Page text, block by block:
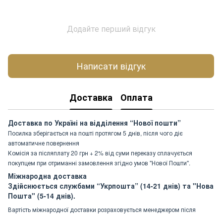
Додайте перший відгук
Написати відгук
Доставка Оплата
Доставка по Україні на відділення “Нової пошти”
Посилка зберігається на пошті протягом 5 днів, після чого діє
автоматичне повернення
Комісія за післяплату 20 грн + 2% від суми переказу сплачується
покупцем при отриманні замовлення згідно умов "Нової Пошти".
Міжнародна доставка
Здійснюється службами “Укрпошта” (14-21 днів) та "Нова
Пошта" (5-14 днів).
Вартість міжнародної доставки розраховується менеджером після